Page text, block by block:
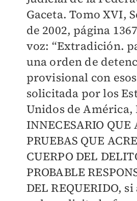
Gaceta. Tomo XVI,
de 2002, página
voz: “Extradición.
una orden de
provisional con
solicitada por los
Unidos de América,
INNECESARIO QUE
PRUEBAS QUE
CUERPO DEL
PROBABLE
DEL REQUERIDO,